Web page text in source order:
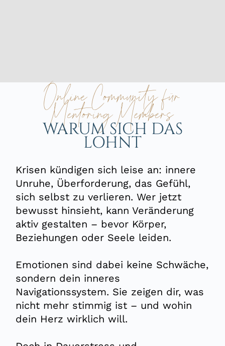
Online Community für
Mentoring Members
WARUM SICH DAS
LOHNT
Krisen kündigen sich leise an: innere
Unruhe, Überforderung, das Gefühl,
sich selbst zuverlieren. Wer jetzt
bewusst hinsieht, kann Veränderung
aktiv gestalten – bevor Körper,
Beziehungen oder Seele leiden.
Emotionen sind dabei keine Schwäche,
sondern dein inneres
Navigationssystem. Sie zeigen dir, was
nicht mehr stimmig ist – und wohin
dein Herz wirklich will.